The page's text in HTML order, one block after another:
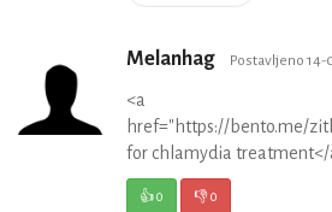
Melanhag Postavljeno 14-
<a
href="https://bento.me/
for chlamydia
👍0 👎0